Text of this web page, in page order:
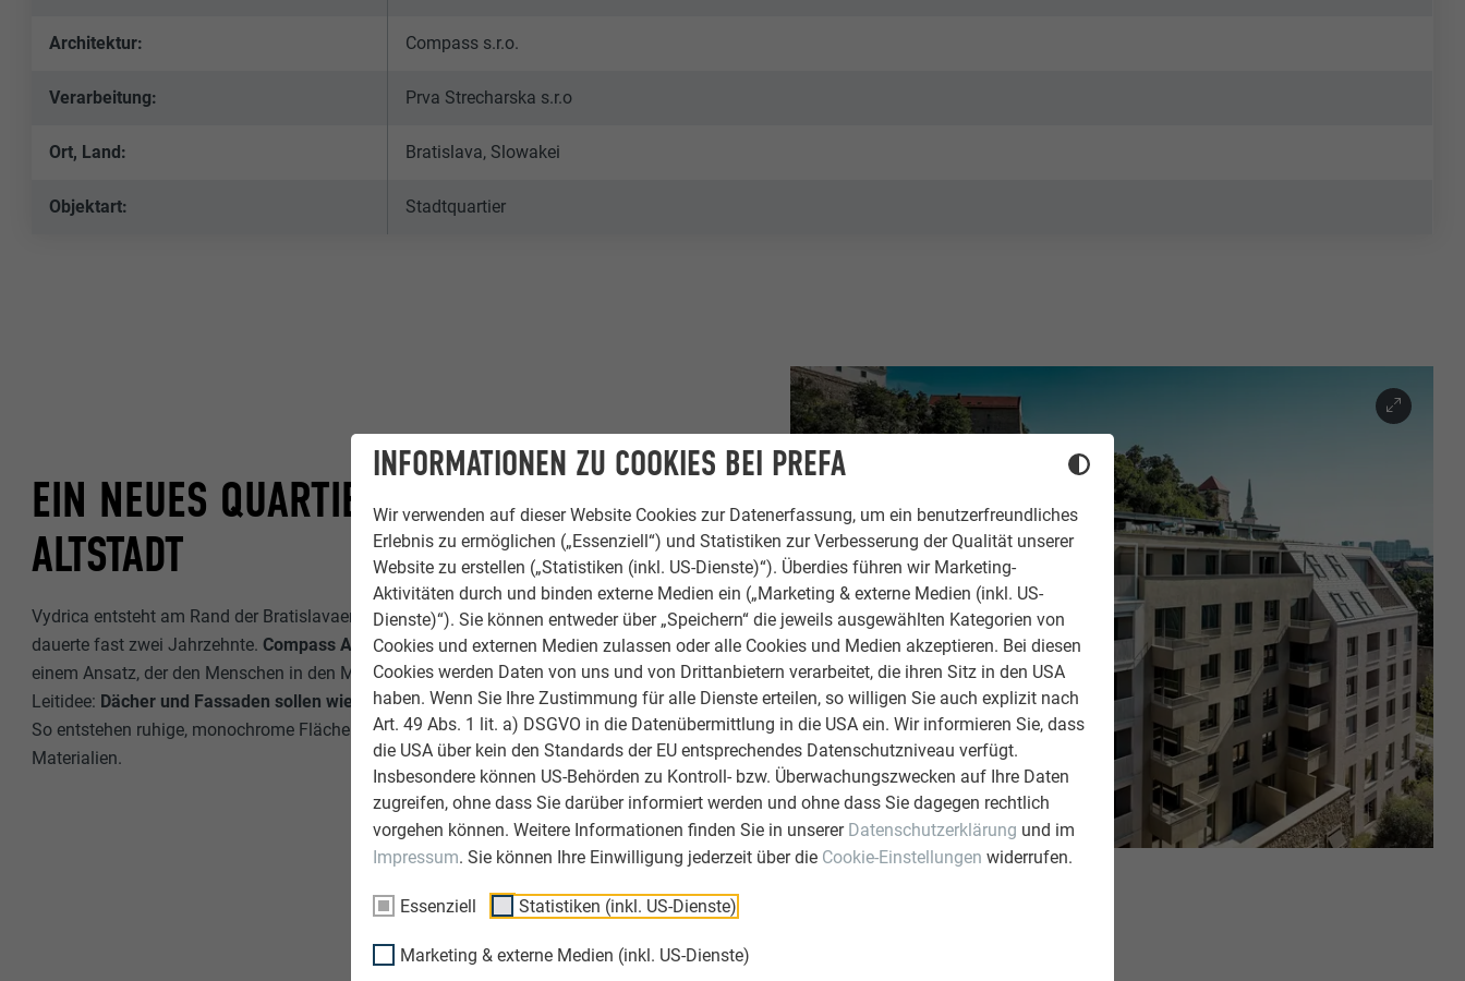
INFORMATIONEN ZU COOKIES BEI PREFA
Wir verwenden auf dieser Website Cookies zur Datenerfassung, um ein benutzerfreundliches
Erlebnis zu ermöglichen („Essenziell“) und Statistiken zur Verbesserung der Qualität unserer
Website zu erstellen („Statistiken (inkl. US-Dienste)“). Überdies führen wir Marketing-
Aktivitäten durch und binden externe Medien ein („Marketing & externe Medien (inkl. US-
Dienste)“). Sie können entweder über „Speichern“ die jeweils ausgewählten Kategorien von
Cookies und externen Medien zulassen oder alle Cookies und Medien akzeptieren. Bei diesen
Cookies werden Daten von uns und von Drittanbietern verarbeitet, die ihren Sitz in den USA
haben. Wenn Sie Ihre Zustimmung für alle Dienste erteilen, so willigen Sie auch explizit nach
Art. 49 Abs. 1 lit. a) DSGVO in die Datenübermittlung in die USA ein. Wir informieren Sie, dass
die USA über kein den Standards der EU entsprechendes Datenschutzniveau verfügt.
Insbesondere können US-Behörden zu Kontroll- bzw. Überwachungszwecken auf Ihre Daten
zugreifen, ohne dass Sie darüber informiert werden und ohne dass Sie dagegen rechtlich
vorgehen können. Weitere Informationen finden Sie in unserer Datenschutzerklärung und im
Impressum. Sie können Ihre Einwilligung jederzeit über die Cookie-Einstellungen widerrufen.
Essenziell Statistiken (inkl. US-Dienste)
Marketing & externe Medien (inkl. US-Dienste)
Architektur: Compass s.r.o.
Verarbeitung: Prva Strecharska s.r.o
Ort, Land: Bratislava, Slowakei
Objektart: Stadtquartier
EIN NEUES QUARTIER MIT BEZUG ZUR
ALTSTADT
Vydrica entsteht am Rand der Bratislavaer Altstadt. Die Planung des Quartiers
dauerte fast zwei Jahrzehnte.Compass Architektientwickelte das Projekt mit
einem Ansatz, der den Menschen in den Mittelpunkt stellt. Die architektonische
Leitidee: Dächer und Fassaden sollen wie eine zusammenhängende Hülle wirken.
So entstehen ruhige, monochrome Flächen mit unterschiedlichen Texturen und
Materialien.